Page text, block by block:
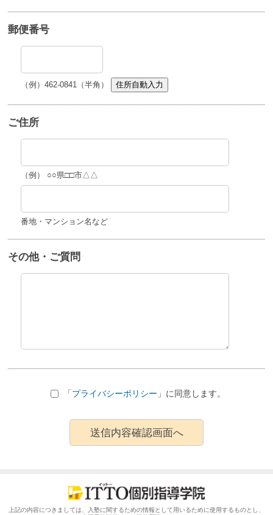
郵便番号
（例）462-0841（半角） 住所自動入力
ご住所
（例） ○○県□□市△△
番地・マンション名など
その他・ご質問
「プライバシーポリシー 」に同意します。
上記の内容につきましては、入塾に関するための情報として用いるために使用するものとし、